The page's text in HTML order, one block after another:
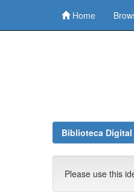
Home
Biblioteca
Please use this